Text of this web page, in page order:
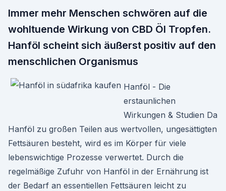
Immer mehr Menschen schwören auf die
wohltuende Wirkung von CBD Öl Tropfen.
Hanföl scheint sich äußerst positiv auf den
menschlichen Organismus
Hanföl - Die
erstaunlichen
Wirkungen & Studien Da
Hanföl zu großen Teilen aus wertvollen, ungesättigten
Fettsäuren besteht, wird es im Körper für viele
lebenswichtige Prozesse verwertet. Durch die
regelmäßige Zufuhr von Hanföl in der Ernährung ist
der Bedarf an essentiellen Fettsäuren leicht zu